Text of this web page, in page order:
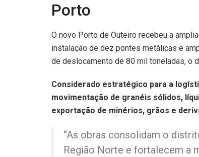
Porto
O novo Porto de Outeiro recebeu a
instalação de dez pontes metálicas e
de deslocamento de 80 mil toneladas, o
Considerado estratégico para a
movimentação de granéis sólidos,
exportação de minérios, grãos e
“As obras consolidam o
Região Norte e fortalecem a